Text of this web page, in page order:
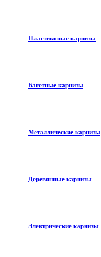
Пластиковые карнизы
Багетные карнизы
Металлические карнизы
Деревянные карнизы
Электрические карнизы